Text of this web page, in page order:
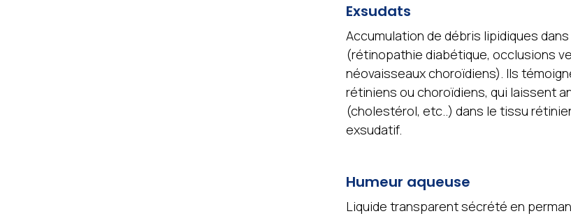
Exsudats
Accumulation de débris lipidiques
(rétinopathie diabétique, occlusions
néovaisseaux choroïdiens). Ils
rétiniens ou choroïdiens, qui laissent
(cholestérol, etc..) dans le tissu
exsudatif.
Humeur aqueuse
Liquide transparent sécrété en